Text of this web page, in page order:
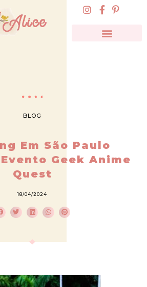
BLOG
Em São Paulo
Geek Anime
Quest
18/04/2024